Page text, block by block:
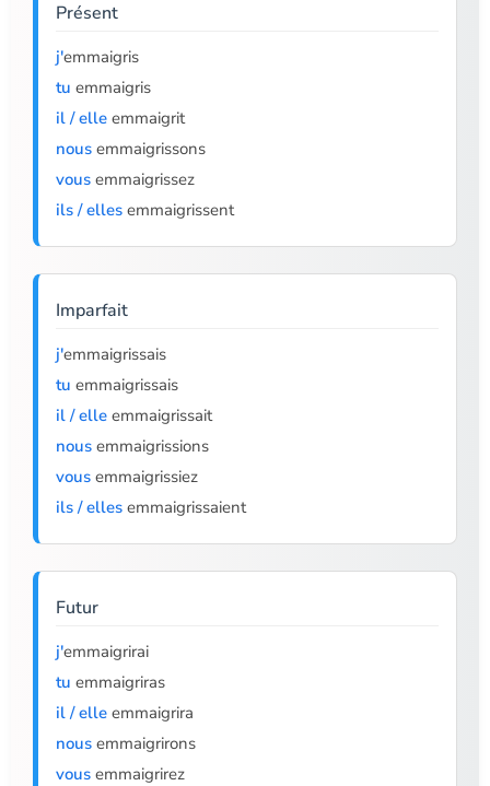
Présent
j'emmaigris
tu emmaigris
il / elle emmaigrit
nous emmaigrissons
vous emmaigrissez
ils / elles emmaigrissent
Imparfait
j'emmaigrissais
tu emmaigrissais
il / elle emmaigrissait
nous emmaigrissions
vous emmaigrissiez
ils / elles emmaigrissaient
Futur
j'emmaigrirai
tu emmaigriras
il / elle emmaigrira
nous emmaigrirons
vous emmaigrirez